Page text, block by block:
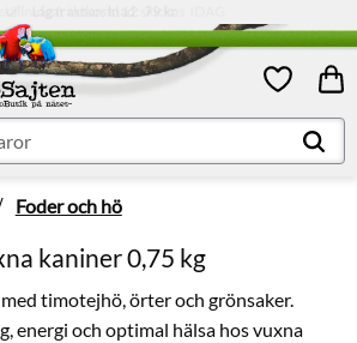
Favoriter
Foder och hö
kaniner 0,75 kg
timotejhö, örter och grönsaker.
energi och optimal hälsa hos vuxna